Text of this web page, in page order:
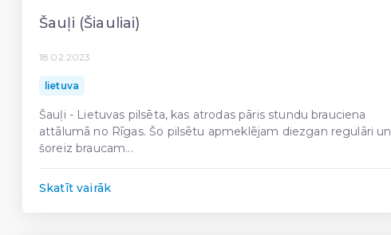
Šauļi (Šiauliai)
18.02.2023
lietuva
Šauļi - Lietuvas pilsēta, kas atrodas pāris stundu brauciena
attālumā no Rīgas. Šo pilsētu apmeklējam diezgan regulāri un
šoreiz braucam...
Skatīt vairāk